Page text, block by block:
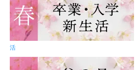
活